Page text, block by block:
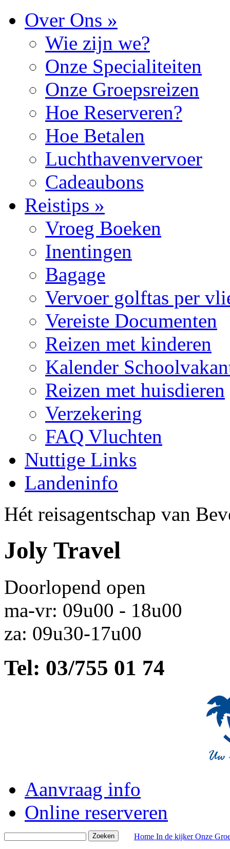
Over Ons »
Wie zijn we?
Onze Specialiteiten
Onze Groepsreizen
Hoe Reserveren?
Hoe Betalen
Luchthavenvervoer
Cadeaubons
Reistips »
Vroeg Boeken
Inentingen
Bagage
Vervoer golftas per
Vereiste Documenten
Reizen met kinderen
Kalender
Reizen met huisdieren
Verzekering
FAQ Vluchten
Nuttige Links
Landeninfo
Hét reisagentschap van
Joly Travel
Doorlopend open
ma-vr: 09u00 - 18u00
za: 09u30-17u00
Tel: 03/755 01 74
Aanvraag info
Online reserveren
Home In de kijkerOnze